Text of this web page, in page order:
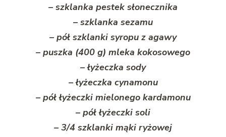
– szklanka pestek słonecznika
– szklanka sezamu
– pół szklanki syropu z agawy
– puszka (400 g) mleka kokosowego
– łyżeczka sody
– łyżeczka cynamonu
– pół łyżeczki mielonego kardamonu
– pół łyżeczki soli
– 3/4 szklanki mąki ryżowej